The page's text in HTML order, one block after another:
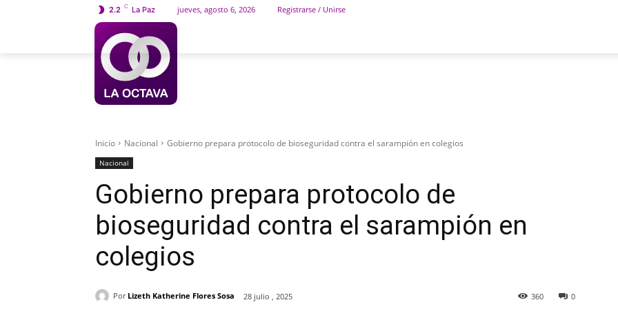
2.2 C La Paz jueves, agosto 6, 2026 Registrarse / Unirse
Inicio Nacional Gobierno prepara protocolo de bioseguridad contra el sarampión en colegios
Nacional
Gobierno prepara protocolo de
bioseguridad contra el sarampión en
colegios
Por Lizeth Katherine Flores Sosa 28 julio , 2025 0
360